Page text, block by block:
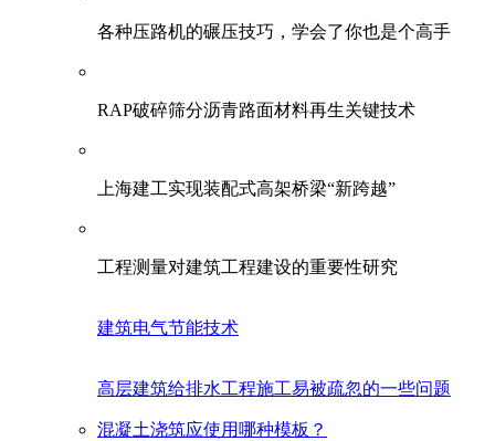
各种压路机的碾压技巧，学会了你也是个高手
RAP破碎筛分沥青路面材料再生关键技术
上海建工实现装配式高架桥梁“新跨越”
工程测量对建筑工程建设的重要性研究
建筑电气节能技术
高层建筑给排水工程施工易被疏忽的一些问题
混凝土浇筑应使用哪种模板？